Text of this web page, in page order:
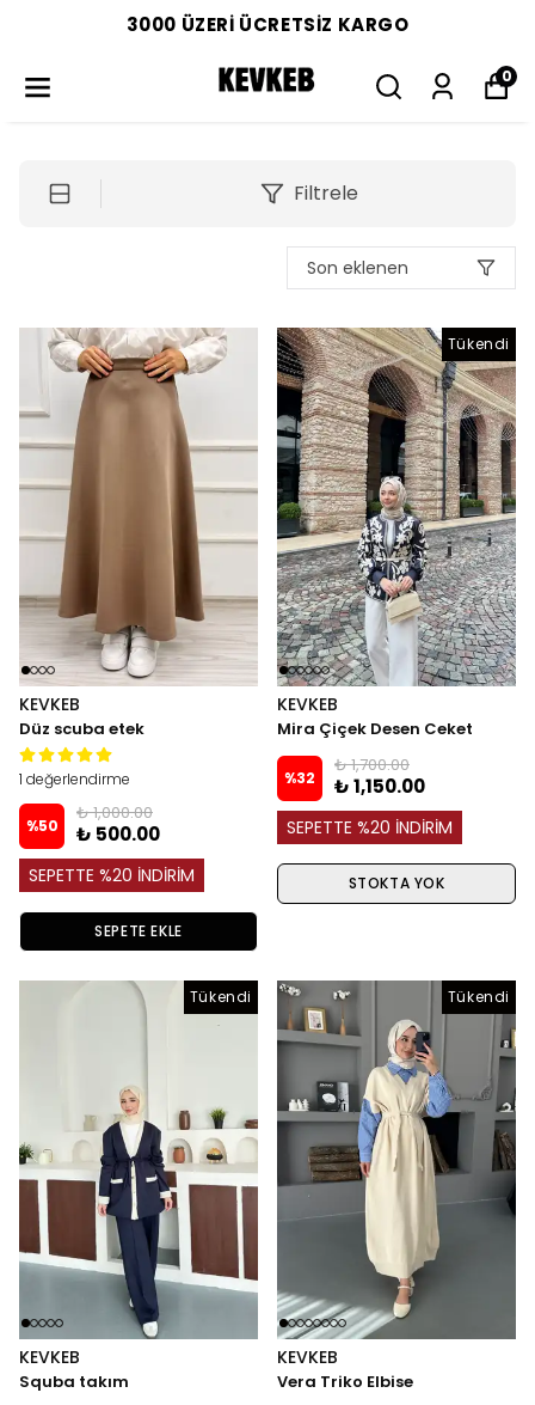
3000 ÜZERİ ÜCRETSİZ KARGO
0
Filtrele
Son eklenen
KEVKEB
Düz scuba etek
1 değerlendirme
%50
₺ 1,000.00
₺ 500.00
SEPETTE %20 İNDİRİM
SEPETE EKLE
Tükendi
KEVKEB
Mira Çiçek Desen Ceket
%32
₺ 1,700.00
₺ 1,150.00
SEPETTE %20 İNDİRİM
STOKTA YOK
Tükendi Tükendi
KEVKEB
Squba takım
Tükendi
KEVKEB
Vera Triko Elbise